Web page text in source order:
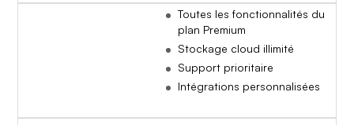
Toutes les fonctionnalités du
plan Premium
Stockage cloud illimité
Support prioritaire
Intégrations personnalisées